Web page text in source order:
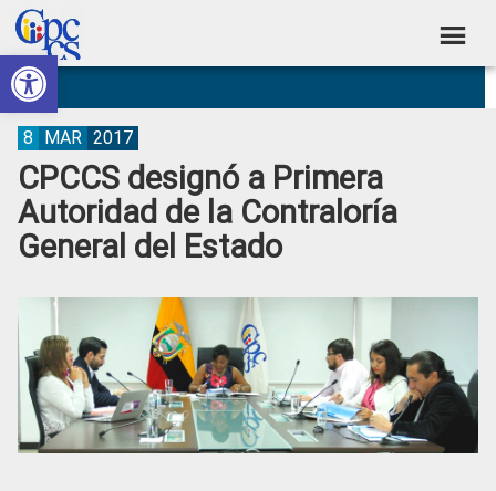
Abrir barra de herramientas
Skip
to
primary
navigation
Skip
to
main
content
Skip
to
primary
sidebar
Skip
to
footer
Consejo
de
Participación
Ciudadana
Control
Social
Construyendo
Poder
Ciudadano
CPCCS designó a Primera
Autoridad de la Contraloría
General del Estado
8 MAR 2017